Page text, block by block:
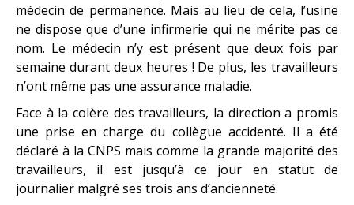
médecin de permanence. Mais au lieu de cela, l’usine
ne dispose que d’une infirmerie qui ne mérite pas ce
nom. Le médecin n’y est présent que deux fois par
semaine durant deux heures ! De plus, les travailleurs
n’ont même pas une assurance maladie.
Face à la colère des travailleurs, la direction a promis
une prise en charge du collègue accidenté. Il a été
déclaré à la CNPS mais comme la grande majorité des
travailleurs, il est jusqu’à ce jour en statut de
journalier malgré ses trois ans d’ancienneté.